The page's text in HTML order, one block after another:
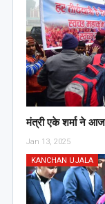
मंत्री एके शर्मा ने
Jan 13, 2025
KANCHAN UJALA